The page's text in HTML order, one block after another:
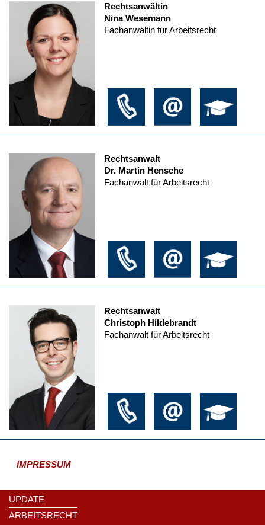
Rechtsanwältin
Nina Wesemann
Fachanwältin für Arbeitsrecht
Rechtsanwalt
Dr. Martin Hensche
Fachanwalt für Arbeitsrecht
Rechtsanwalt
Christoph Hildebrandt
Fachanwalt für Arbeitsrecht
IMPRESSUM
UPDATE
ARBEITSRECHT